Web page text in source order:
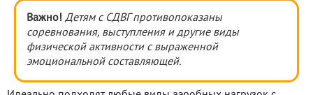
Важно! Детям с СДВГ противопоказаны
соревнования, выступления и другие виды
физической активности с выраженной
эмоциональной составляющей.